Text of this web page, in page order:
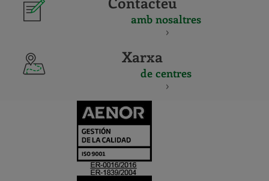
amb nosaltres
Xarxa
de centres